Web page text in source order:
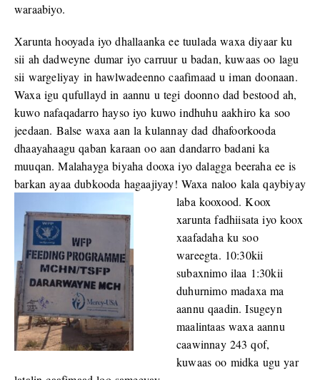
waraabiyo.
Xarunta hooyada iyo dhallaanka ee tuulada waxa diyaar ku
sii ah dadweyne dumar iyo carruur u badan, kuwaas oo lagu
sii wargeliyay in hawlwadeenno caafimaad u iman doonaan.
Waxa igu qufullayd in aannu u tegi doonno dad bestood ah,
kuwo nafaqadarro hayso iyo kuwo indhuhu aakhiro ka soo
jeedaan. Balse waxa aan la kulannay dad dhafoorkooda
dhaayahaagu qaban karaan oo aan dandarro badani ka
muuqan. Malahayga biyaha dooxa iyo dalagga beeraha ee is
barkan ayaa dubkooda hagaajiyay! Waxa naloo kala qaybiyay
laba kooxood.Koox
xarunta fadhiisata iyo koox
xaafadaha ku soo
wareegta. 10:30kii
subaxnimo ilaa 1:30kii
duhurnimo madaxa ma
aannu qaadin. Isugeyn
maalintaas waxa aannu
caawinnay 243 qof,
kuwaas oo midka ugu yar